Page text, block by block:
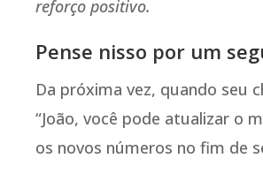
reforço positivo.
Pense nisso por um
Da próxima vez, quando seu
“João, você pode atualizar o
os novos números no fim de